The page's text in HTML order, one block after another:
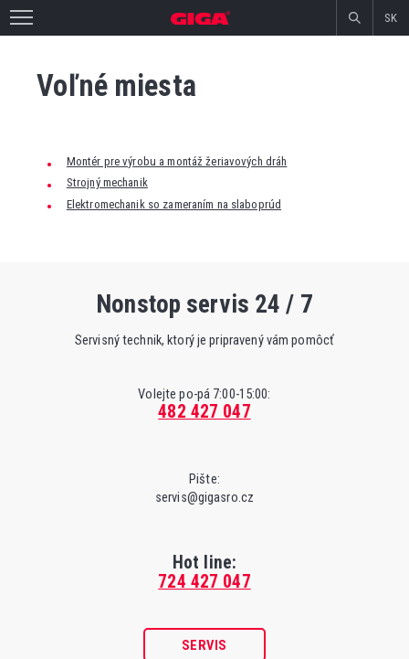
SK
Voľné miesta
Montér pre výrobu a montáž žeriavových dráh
Strojný mechanik
Elektromechanik so zameraním na slaboprúd
Nonstop servis 24 / 7
Servisný technik, ktorý je pripravený vám pomôcť
Volejte po-pá 7:00-15:00:
482 427 047
Pište:
servis@gigasro.cz
Hot line:
724 427 047
SERVIS